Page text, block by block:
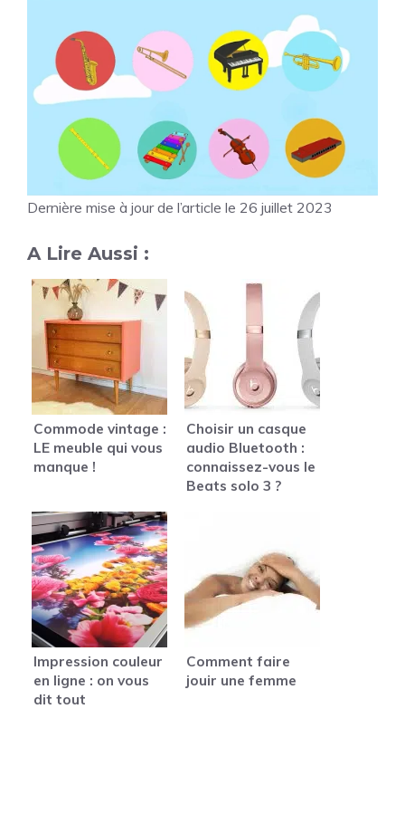
Dernière mise à jour de l’article le 26 juillet 2023
A Lire Aussi :
Commode vintage :
LE meuble qui vous
manque !
Choisir un casque
audio Bluetooth :
connaissez-vous le
Beats solo 3 ?
Impression couleur
en ligne : on vous
dit tout
Comment faire
jouir une femme